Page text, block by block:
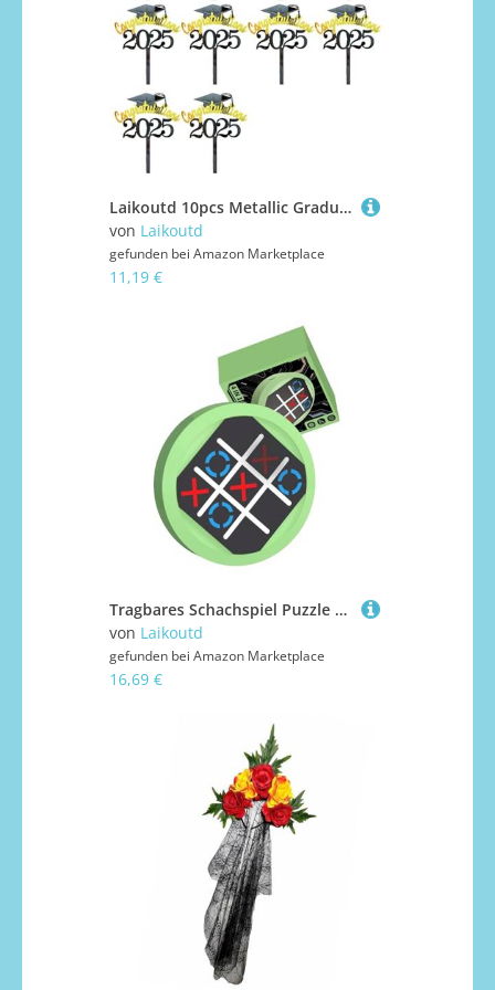
Laikoutd 10pcs Metallic Graduation Kuchen Dekorationen Akademische Für Dessert Tabelle Party Themenarrangements Für Desserts
von Laikoutd
gefunden bei Amazon Marketplace
11,19 €
Tragbares Schachspiel Puzzle Spielzeug Handheld Elektrische Konsole Kinder Rätsel Elektronische Strategiespiele Elektrische Konsole
von Laikoutd
gefunden bei Amazon Marketplace
16,69 €